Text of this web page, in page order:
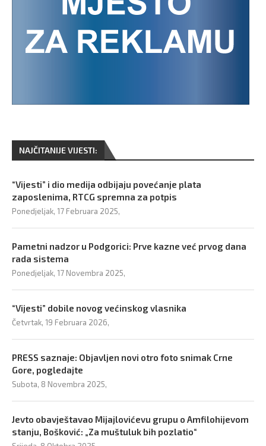
NAJČITANIJE VIJESTI:
“Vijesti” i dio medija odbijaju povećanje plata
zaposlenima, RTCG spremna za potpis
Ponedjeljak, 17 Februara 2025,
Pametni nadzor u Podgorici: Prve kazne već prvog dana
rada sistema
Ponedjeljak, 17 Novembra 2025,
“Vijesti” dobile novog većinskog vlasnika
Četvrtak, 19 Februara 2026,
PRESS saznaje: Objavljen novi otro foto snimak Crne
Gore, pogledajte
Subota, 8 Novembra 2025,
Jevto obavještavao Mijajlovićevu grupu o Amfilohijevom
stanju, Bošković: „Za muštuluk bih pozlatio“